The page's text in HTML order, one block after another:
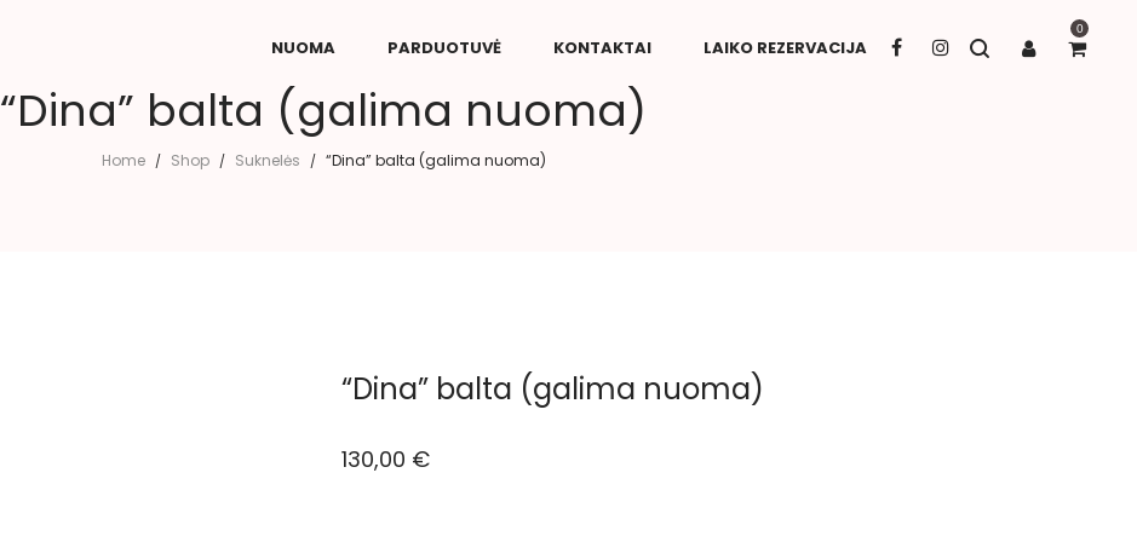
0
NUOMA PARDUOTUVĖ KONTAKTAI LAIKO REZERVACIJA
“Dina” balta (galima nuoma)
Home / Shop / Suknelės / “Dina” balta (galima nuoma)
“Dina” balta (galima nuoma)
130,00 €